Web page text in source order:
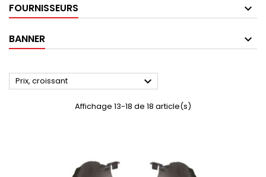
FOURNISSEURS
BANNER
Prix, croissant 
Affichage 13-18 de 18 article(s)